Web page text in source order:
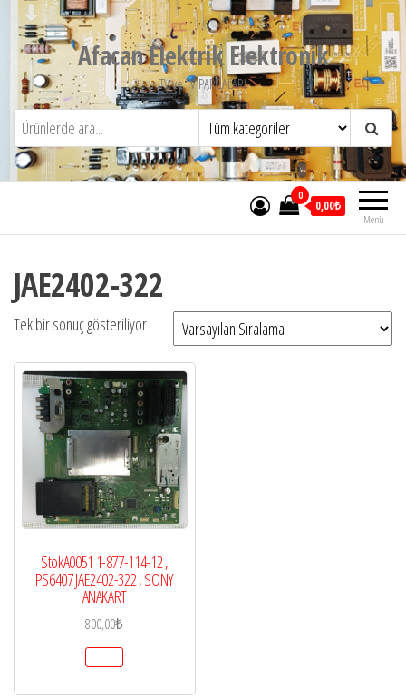
İçeriğe
Afacan Elektrik Elektronik
TV ve TV PARCALARI
Menü
0
0,00₺
JAE2402-322
Tek bir sonuç gösteriliyor
StokA0051 1-877-114-12 ,
PS6407 JAE2402-322 , SONY
ANAKART
800,00₺